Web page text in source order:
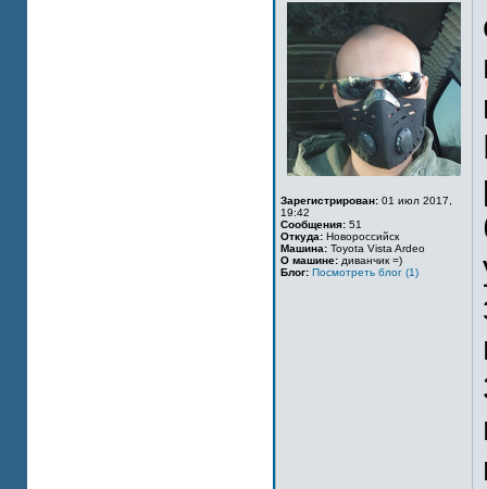
Зарегистрирован: 01 июл 2017,
19:42
Сообщения: 51
Откуда: Новороссийск
Машина: Toyota Vista Ardeo
О машине: диванчик =)
Блог: Посмотреть блог (1)